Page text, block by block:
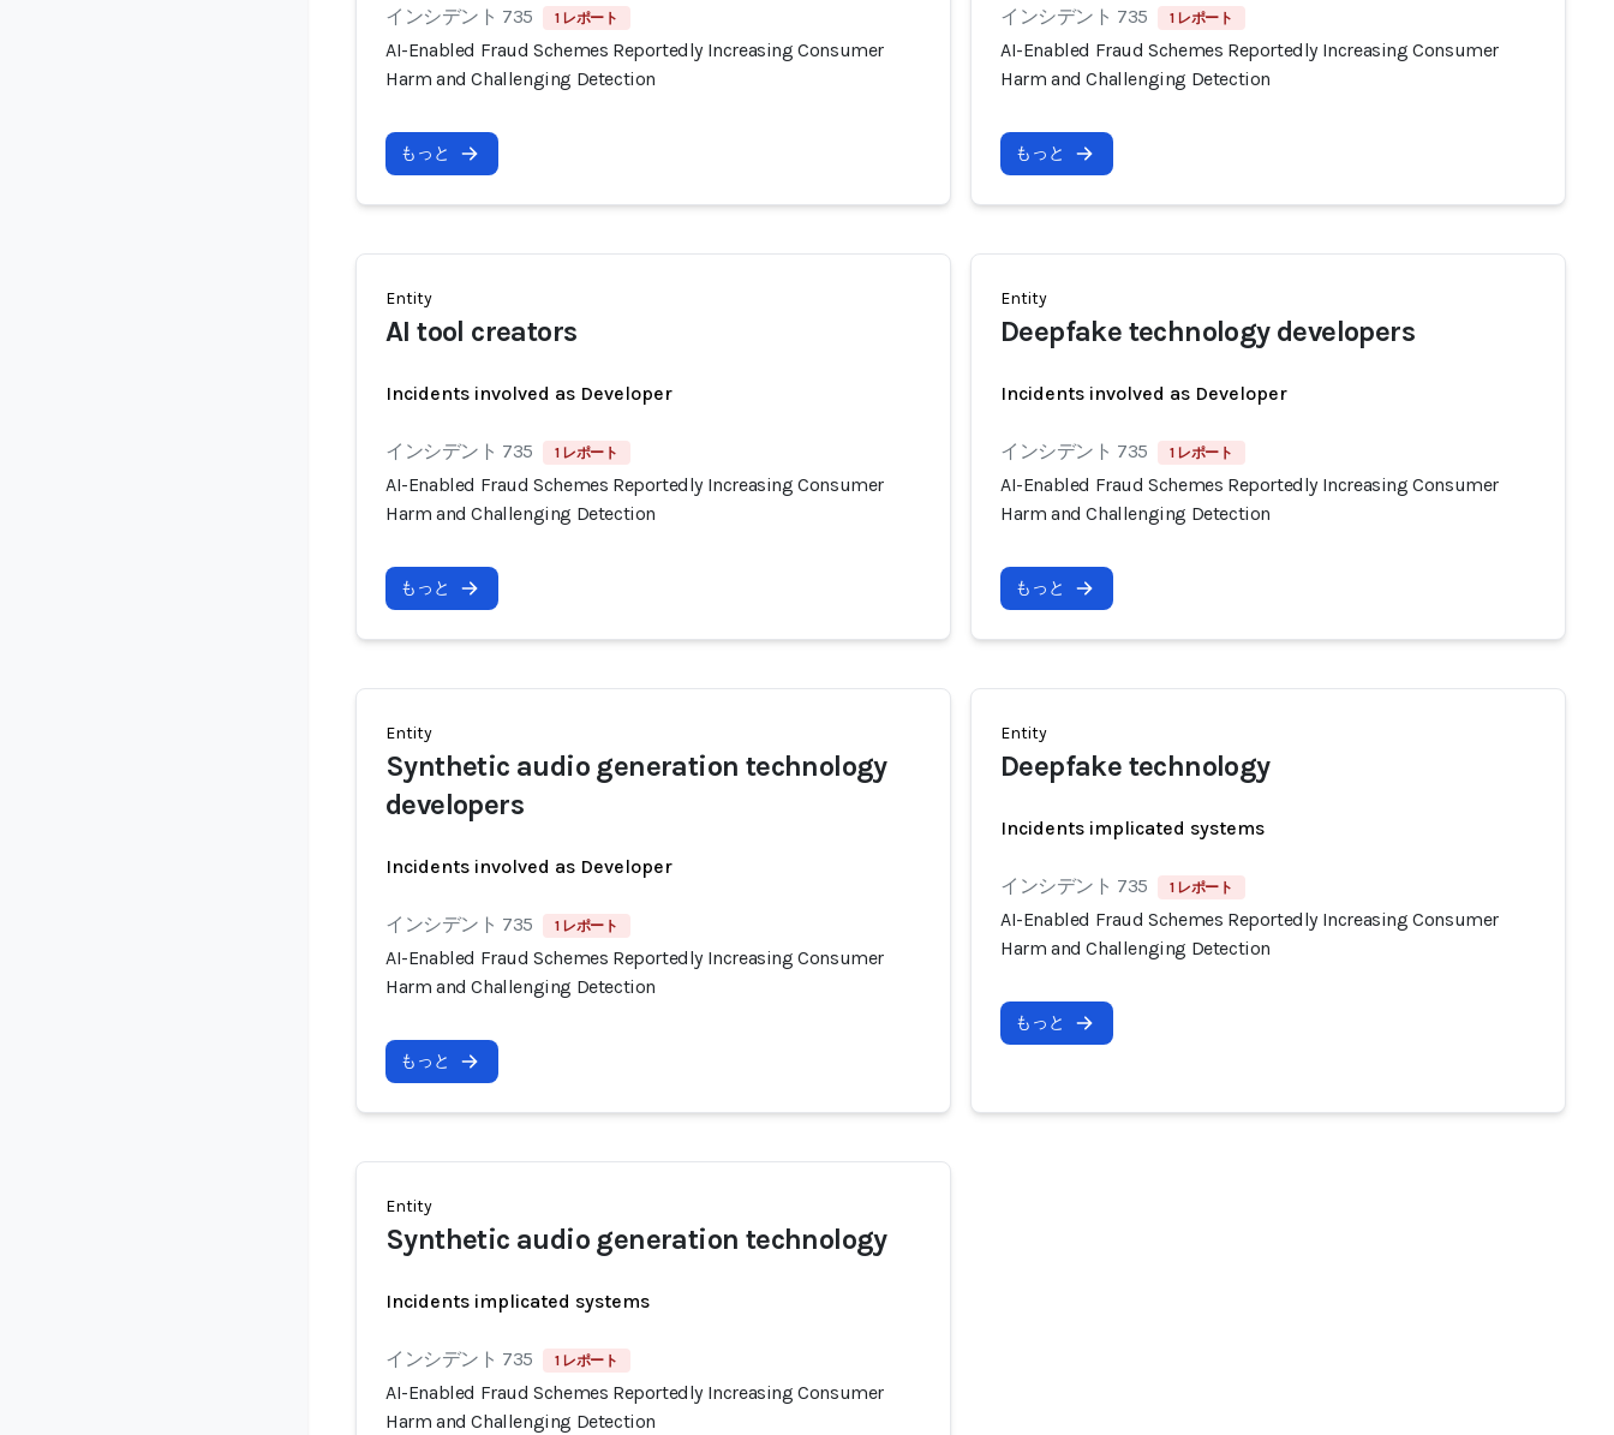
インシデント 735 1 レポート
AI-Enabled Fraud Schemes Reportedly Increasing Consumer
Harm and Challenging Detection
もっと
インシデント 735 1 レポート
AI-Enabled Fraud Schemes Reportedly Increasing Consumer
Harm and Challenging Detection
もっと
Entity
AI tool creators
Incidents involved as Developer
インシデント 735 1 レポート
AI-Enabled Fraud Schemes Reportedly Increasing Consumer
Harm and Challenging Detection
もっと
Entity
Deepfake technology developers
Incidents involved as Developer
インシデント 735 1 レポート
AI-Enabled Fraud Schemes Reportedly Increasing Consumer
Harm and Challenging Detection
もっと
Entity
Synthetic audio generation technology
developers
Incidents involved as Developer
インシデント 735 1 レポート
AI-Enabled Fraud Schemes Reportedly Increasing Consumer
Harm and Challenging Detection
もっと
Entity
Deepfake technology
Incidents implicated systems
インシデント 735 1 レポート
AI-Enabled Fraud Schemes Reportedly Increasing Consumer
Harm and Challenging Detection
もっと
Entity
Synthetic audio generation technology
Incidents implicated systems
インシデント 735 1 レポート
AI-Enabled Fraud Schemes Reportedly Increasing Consumer
Harm and Challenging Detection